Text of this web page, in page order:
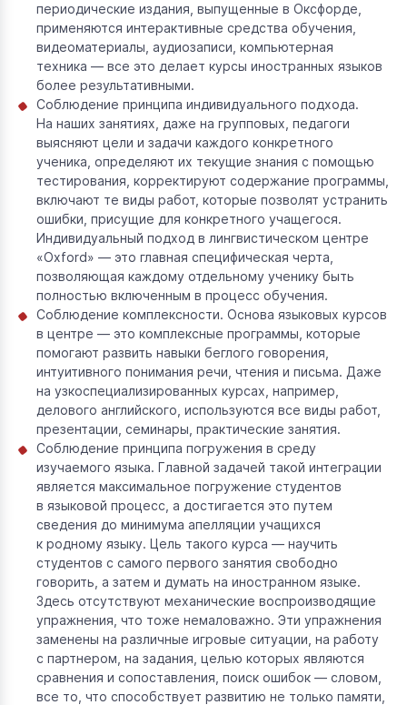
периодические издания, выпущенные в Оксфорде,
применяются интерактивные средства обучения,
видеоматериалы, аудиозаписи, компьютерная
техника — все это делает курсы иностранных языков
более результативными.
Соблюдение принципа индивидуального подхода.
На наших занятиях, даже на групповых, педагоги
выясняют цели и задачи каждого конкретного
ученика, определяют их текущие знания с помощью
тестирования, корректируют содержание программы,
включают те виды работ, которые позволят устранить
ошибки, присущие для конкретного учащегося.
Индивидуальный подход в лингвистическом центре
«Oxford» — это главная специфическая черта,
позволяющая каждому отдельному ученику быть
полностью включенным в процесс обучения.
Соблюдение комплексности. Основа языковых курсов
в центре — это комплексные программы, которые
помогают развить навыки беглого говорения,
интуитивного понимания речи, чтения и письма. Даже
на узкоспециализированных курсах, например,
делового английского, используются все виды работ,
презентации, семинары, практические занятия.
Соблюдение принципа погружения в среду
изучаемого языка. Главной задачей такой интеграции
является максимальное погружение студентов
в языковой процесс, а достигается это путем
сведения до минимума апелляции учащихся
к родному языку. Цель такого курса — научить
студентов с самого первого занятия свободно
говорить, а затем и думать на иностранном языке.
Здесь отсутствуют механические воспроизводящие
упражнения, что тоже немаловажно. Эти упражнения
заменены на различные игровые ситуации, на работу
с партнером, на задания, целью которых являются
сравнения и сопоставления, поиск ошибок — словом,
все то, что способствует развитию не только памяти,